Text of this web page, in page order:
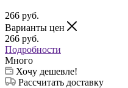
266 руб.
Варианты цен
266 руб.
Подробности
Много
Хочу дешевле!
Рассчитать доставку